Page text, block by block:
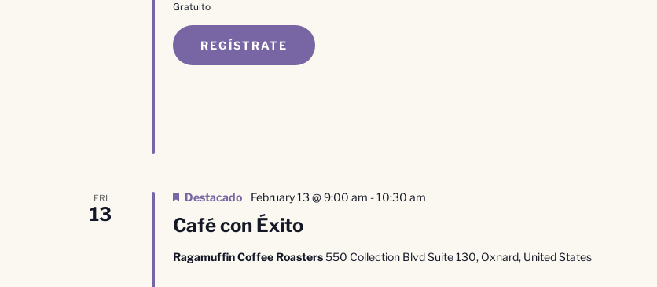
Gratuito
REGÍSTRATE
FRI
13 Café con Éxito
Destacado February 13 @ 9:00 am -10:30 am
Ragamuffin Coffee Roasters550 Collection Blvd Suite 130, Oxnard, United States